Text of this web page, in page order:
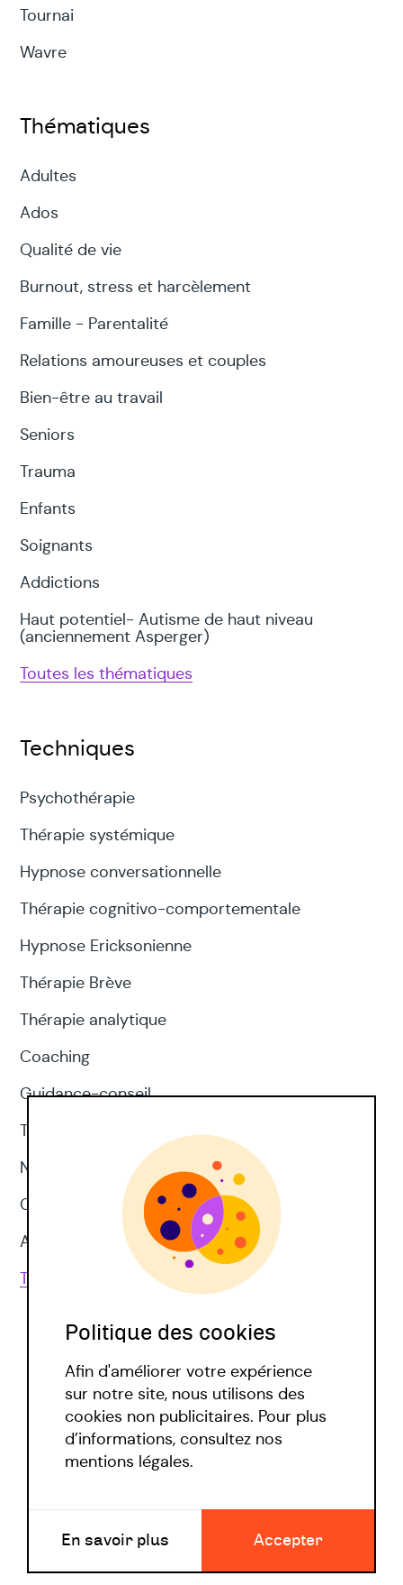
Tournai
Wavre
Thématiques
Adultes
Ados
Qualité de vie
Burnout, stress et harcèlement
Famille - Parentalité
Relations amoureuses et couples
Bien-être au travail
Seniors
Trauma
Enfants
Soignants
Addictions
Haut potentiel- Autisme de haut niveau
(anciennement Asperger)
Toutes les thématiques
Techniques
Psychothérapie
Thérapie systémique
Hypnose conversationnelle
Thérapie cognitivo-comportementale
Hypnose Ericksonienne
Thérapie Brève
Thérapie analytique
Coaching
Guidance-conseil
Thérapie d'acceptation et d'engagement
Neuropsychologie
CNV
Approches corporelles
Toutes les techniques
Politique covid
Politique des cookies
Afin d'améliorer votre expérience
sur notre site, nous utilisons des
cookies non publicitaires. Pour plus
d’informations, consultez nos
mentions légales.
En savoir plus Accepter